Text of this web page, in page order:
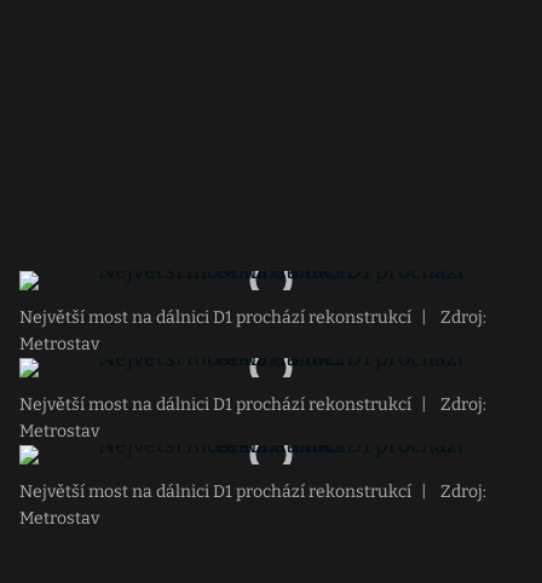
Největší most na dálnici D1 prochází rekonstrukcí
Zdroj:
Metrostav
Největší most na dálnici D1 prochází rekonstrukcí
Zdroj:
Metrostav
Největší most na dálnici D1 prochází rekonstrukcí
Zdroj:
Metrostav